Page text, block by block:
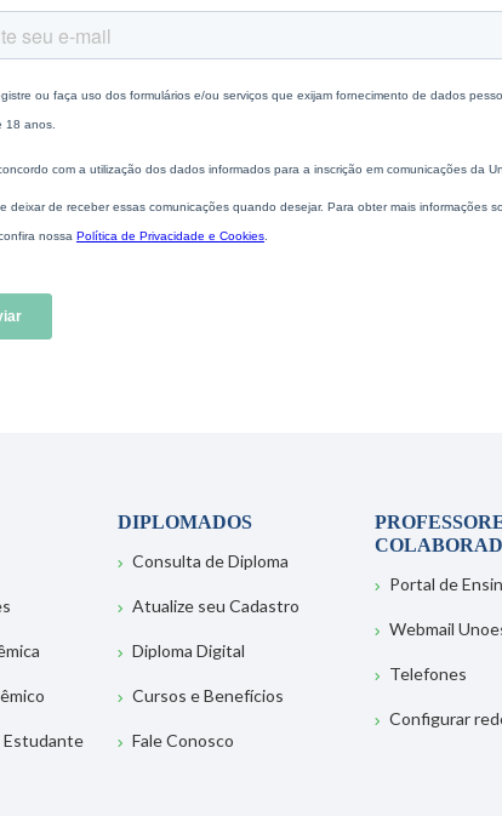
DIPLOMADOS
Consulta de Diploma
Atualize seu Cadastro
Diploma Digital
Cursos e Benefícios
Fale Conosco
Portal de
Webmail
Telefones
Configurar